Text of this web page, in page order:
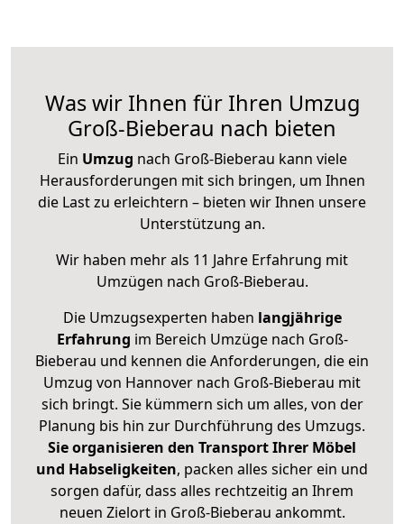
Was wir Ihnen für Ihren Umzug
Groß-Bieberau nach bieten
Ein Umzug nach Groß-Bieberau kann viele
Herausforderungen mit sich bringen, um Ihnen
die Last zu erleichtern – bieten wir Ihnen unsere
Unterstützung an.
Wir haben mehr als 11 Jahre Erfahrung mit
Umzügen nach Groß-Bieberau.
Die Umzugsexperten haben langjährige
Erfahrung im Bereich Umzüge nach Groß-
Bieberau und kennen die Anforderungen, die ein
Umzug von Hannover nach Groß-Bieberau mit
sich bringt. Sie kümmern sich um alles, von der
Planung bis hin zur Durchführung des Umzugs.
Sie organisieren den Transport Ihrer Möbel
und Habseligkeiten, packen alles sicher ein und
sorgen dafür, dass alles rechtzeitig an Ihrem
neuen Zielort in Groß-Bieberau ankommt.